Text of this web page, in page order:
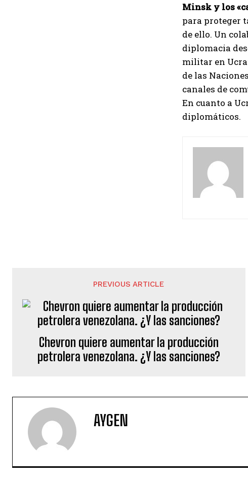
Minsk y los
para proteger
de ello. Un
diplomacia
militar en
de las
canales de
En cuanto a
diplomáticos.
PREVIOUS ARTICLE
Chevron quiere aumentar la producción
petrolera venezolana. ¿Y las sanciones?
AYGEN